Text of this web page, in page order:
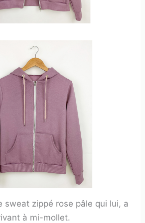
sweat zippé rose pâle qui lui, a
à mi-mollet.